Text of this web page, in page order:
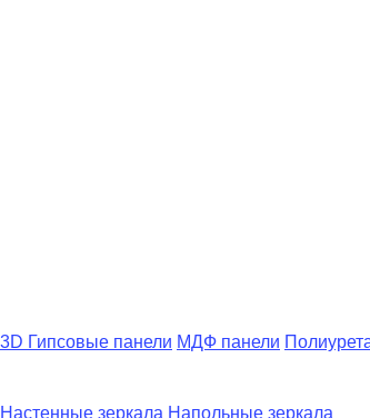
3D Гипсовые панели МДФ панели
Настенные зеркала Напольные зеркала